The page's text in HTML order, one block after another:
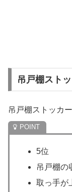
吊戸棚スト
吊戸棚ストッカ
5位
吊戸棚の
取っ手が